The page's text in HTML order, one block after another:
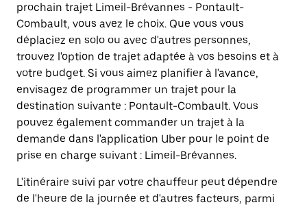
prochain trajet Limeil-Brévannes - Pontault-
Combault, vous avez le choix. Que vous vous
déplaciez en solo ou avec d'autres personnes,
trouvez l'option de trajet adaptée à vos besoins et à
votre budget. Si vous aimez planifier à l'avance,
envisagez de programmer un trajet pour la
destination suivante : Pontault-Combault. Vous
pouvez également commander un trajet à la
demande dans l'application Uber pour le point de
prise en charge suivant : Limeil-Brévannes.
L'itinéraire suivi par votre chauffeur peut dépendre
de l'heure de la journée et d'autres facteurs, parmi